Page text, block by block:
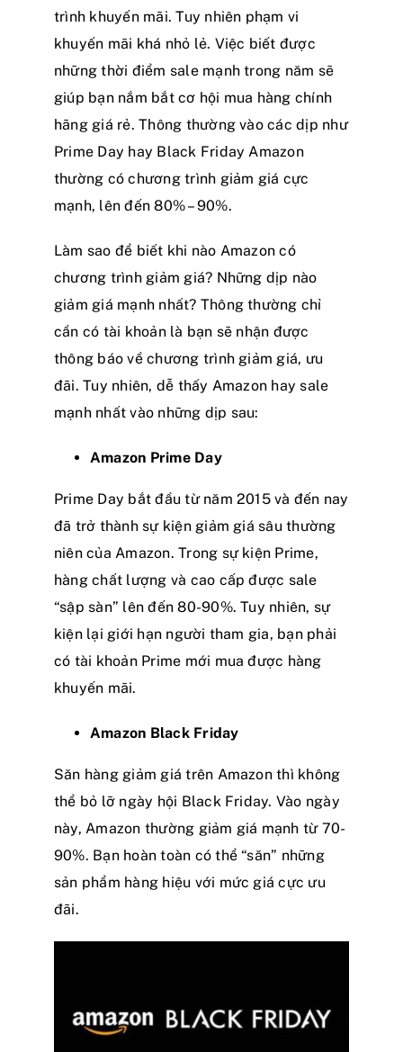
trình khuyến mãi. Tuy nhiên phạm vi
khuyến mãi khá nhỏ lẻ. Việc biết được
những thời điểm sale mạnh trong năm sẽ
giúp bạn nắm bắt cơ hội mua hàng chính
hãng giá rẻ. Thông thường vào các dịp như
Prime Day hay Black Friday Amazon
thường có chương trình giảm giá cực
mạnh, lên đến 80% – 90%.
Làm sao để biết khi nào Amazon có
chương trình giảm giá? Những dịp nào
giảm giá mạnh nhất? Thông thường chỉ
cần có tài khoản là bạn sẽ nhận được
thông báo về chương trình giảm giá, ưu
đãi. Tuy nhiên, dễ thấy Amazon hay sale
mạnh nhất vào những dịp sau:
Amazon Prime Day
Prime Day bắt đầu từ năm 2015 và đến nay
đã trở thành sự kiện giảm giá sâu thường
niên của Amazon. Trong sự kiện Prime,
hàng chất lượng và cao cấp được sale
“sập sàn” lên đến 80-90%. Tuy nhiên, sự
kiện lại giới hạn người tham gia, bạn phải
có tài khoản Prime mới mua được hàng
khuyến mãi.
Amazon Black Friday
Săn hàng giảm giá trên Amazon thì không
thể bỏ lỡ ngày hội Black Friday. Vào ngày
này, Amazon thường giảm giá mạnh từ 70-
90%. Bạn hoàn toàn có thể “săn” những
sản phẩm hàng hiệu với mức giá cực ưu
đãi.